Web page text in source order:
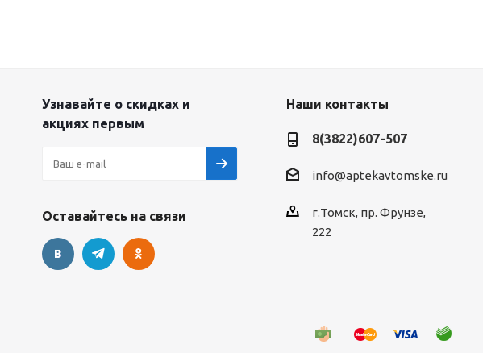
Узнавайте о скидках и
акциях первым
Оставайтесь на связи
Наши контакты
8(3822)607-507
info@aptekavtomske.ru
г.Томск, пр. Фрунзе,
222